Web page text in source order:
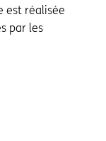
est réalisée
par les